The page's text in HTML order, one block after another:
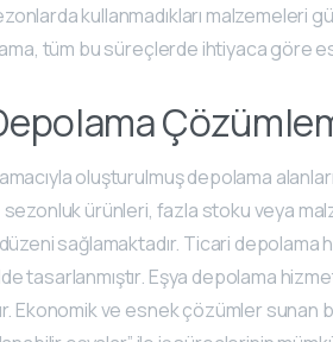
kullanmadıkları malzemeleri
tüm bu süreçlerde ihtiyaca göre
oluşturulmuş depolama
ürünleri, fazla stoku veya
sağlamaktadır. Ticari
Eşya depolama
Ekonomik ve esnek çözümler sunan